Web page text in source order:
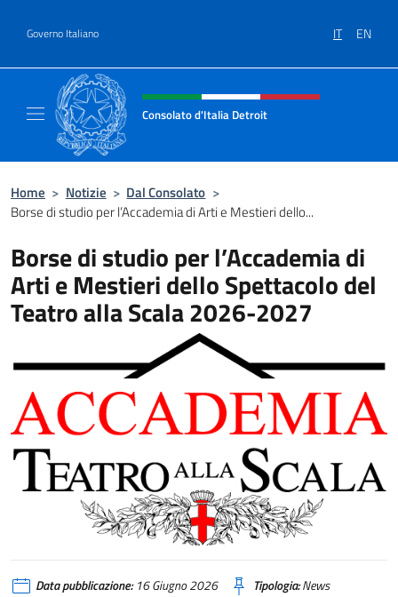
Governo Italiano IT EN
Intestazione sito, social e menù
Consolato d'Italia Detroit
Home > Notizie > Dal Consolato >
Borse di studio per l’Accademia di Arti e Mestieri dello...
Borse di studio per l’Accademia di
Arti e Mestieri dello Spettacolo del
Teatro alla Scala 2026-2027
Data pubblicazione:16 Giugno 2026 Tipologia:News